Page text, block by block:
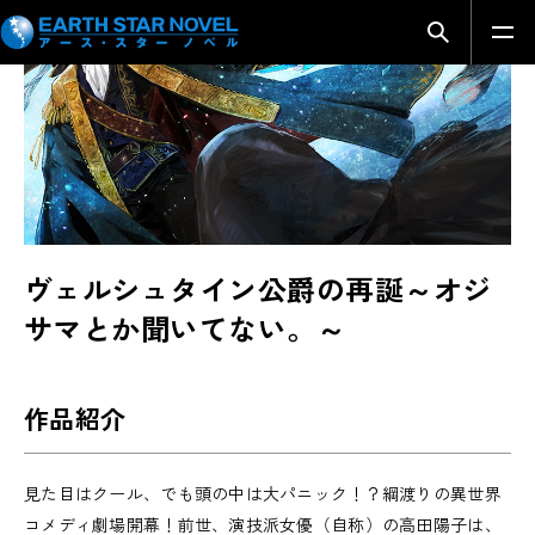
検索モー
ヴェルシュタイン公爵の再誕～オジ
サマとか聞いてない。～
作品紹介
見た目はクール、でも頭の中は大パニック！？綱渡りの異世界
コメディ劇場開幕！前世、演技派女優（自称）の高田陽子は、